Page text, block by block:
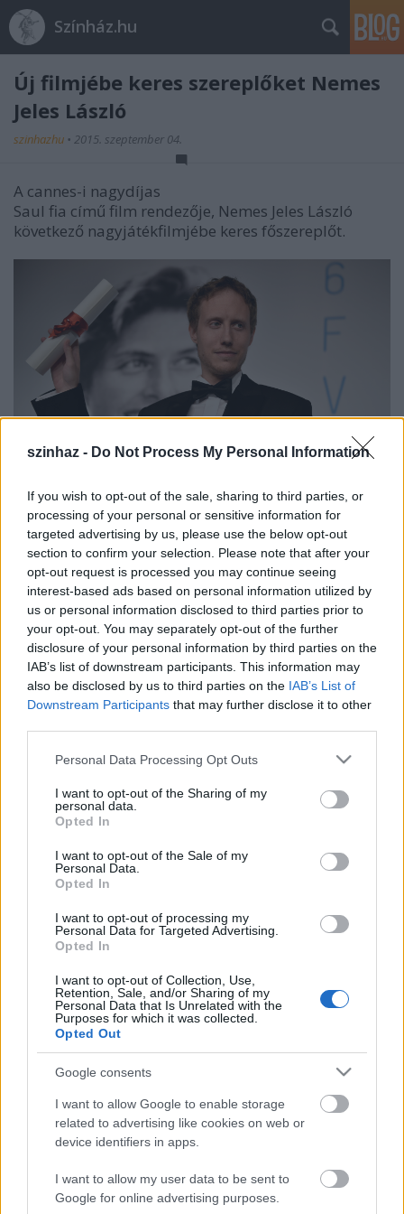
szinhaz - Do Not Process My Personal Information
If you wish to opt-out of the sale, sharing to third parties, or
processing of your personal or sensitive information for
targeted advertising by us, please use the below opt-out
section to confirm your selection. Please note that after your
opt-out request is processed you may continue seeing
interest-based ads based on personal information utilized by
us or personal information disclosed to third parties prior to
your opt-out. You may separately opt-out of the further
disclosure of your personal information by third parties on the
IAB’s list of downstream participants. This information may
also be disclosed by us to third parties on the IAB’s List of
Downstream Participants that may further disclose it to other
Please note that this website/app uses one or more Google
not limited to your visit or usage behaviour. You may click to
grant or deny consent to Google and its third-party tags to
use your data for below specified purposes in below Google
consent section.
Personal Data Processing Opt Outs
I want to opt-out of the Sharing of my
personal data.
Opted In
I want to opt-out of the Sale of my
Personal Data.
Opted In
I want to opt-out of processing my
Personal Data for Targeted Advertising.
Opted In
I want to opt-out of Collection, Use,
Retention, Sale, and/or Sharing of my
Personal Data that Is Unrelated with the
Purposes for which it was collected.
Opted Out
Google consents
I want to allow Google to enable storage
related to advertising like cookies on web or
device identifiers in apps.
I want to allow my user data to be sent to
Google for online advertising purposes.
Színház.hu
Új filmjébe keres szereplőket Nemes
Jeles László
szinhazhu • 2015. szeptember 04.
A cannes-i nagydíjas
Saul fia című film rendezője, Nemes Jeles László
következő nagyjátékfilmjébe keres főszereplőt.
A Sunset Casting felhívása:
16-28 év közötti nők és 25-40 év közötti férfiak
jelentkezését várjuk.
Színészi előképzettség nem szükséges!
Az alábbi címre kérünk min. 3 jó minőségű,
természetes képet vagy 2-3 perces bemutatkozó
videót telefonos elérhetőséggel:
sunsetcasting2015@gmail.com
megkeressük.
Ajánlott bejegyzések:
Akárki a Dóm téren